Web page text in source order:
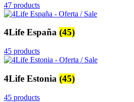
47 products
4Life España (45)
45 products
4Life Estonia (45)
45 products